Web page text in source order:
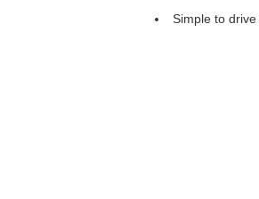
Simple to drive